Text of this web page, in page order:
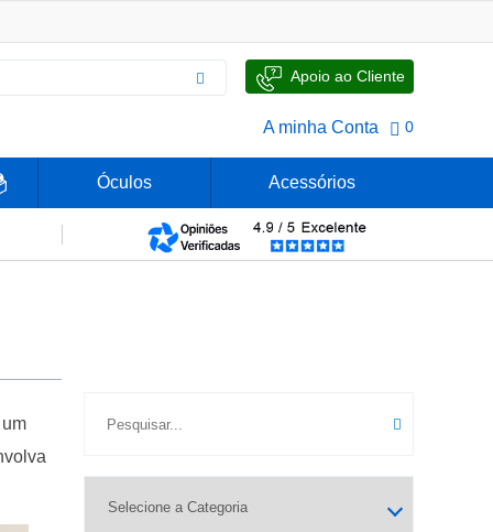
Apoio ao Cliente
A minha Conta 0
Óculos Acessórios